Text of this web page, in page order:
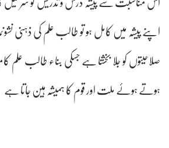
اپنے پیشہ میں کامل ہو تو طالب علم کی ذہنی
صلاحیتوں کو جلا بخشتا ہے جسکی بناء طالب علم
ہوتے ہوئے ملت اور قوم کا ہمیشہ ہین جاتا ہے